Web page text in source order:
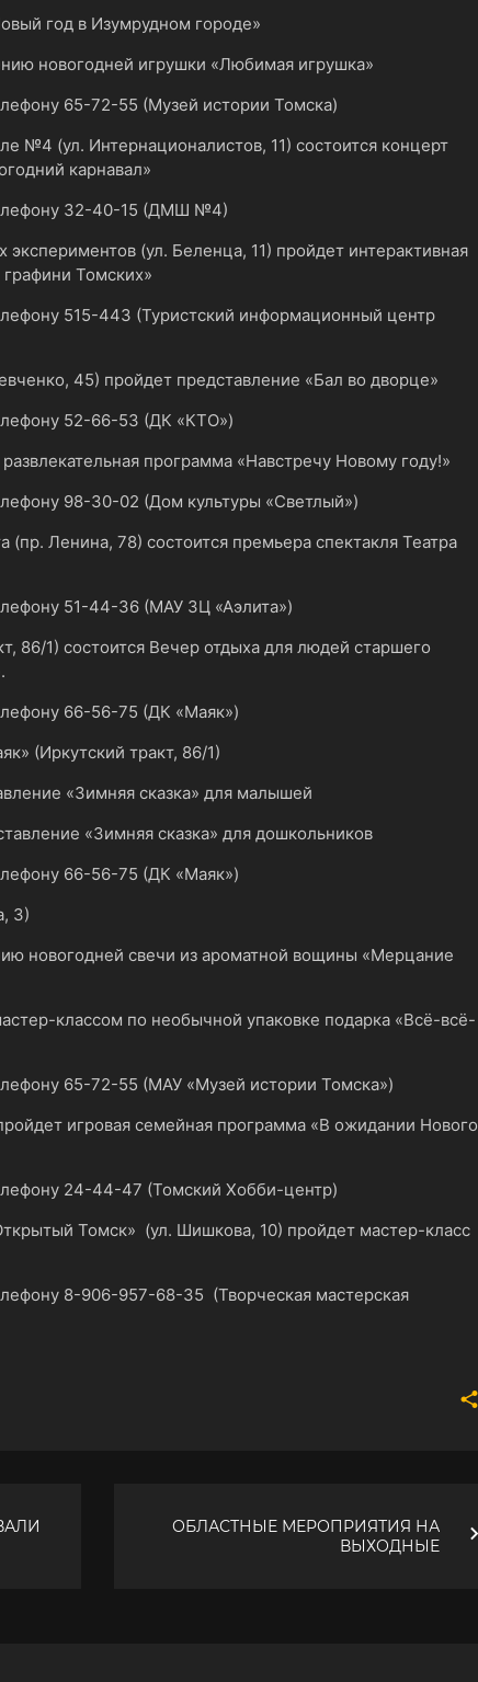
год в Изумрудном городе»
новогодней игрушки «Любимая игрушка»
65-72-55 (Музей истории Томска)
№4 (ул. Интернационалистов, 11) состоится концерт
карнавал»
32-40-15 (ДМШ №4)
(ул. Беленца, 11) пройдет интерактивная
Томских»
515-443 (Туристский информационный центр
45) пройдет представление «Бал во дворце»
52-66-53 (ДК «КТО»)
программа «Навстречу Новому году!»
98-30-02 (Дом культуры «Светлый»)
Ленина, 78) состоится премьера спектакля Театра
51-44-36 (МАУ ЗЦ «Аэлита»)
86/1) состоится Вечер отдыха для людей старшего
66-56-75 (ДК «Маяк»)
(Иркутский тракт, 86/1)
«Зимняя сказка» для малышей
«Зимняя сказка» для дошкольников
66-56-75 (ДК «Маяк»)
3)
новогодней свечи из ароматной вощины «Мерцание
классом по необычной упаковке подарка «Всё-всё-
65-72-55 (МАУ «Музей истории Томска»)
игровая семейная программа «В ожидании Нового
24-44-47 (Томский Хобби-центр)
Томск» (ул. Шишкова, 10) пройдет мастер-класс
8-906-957-68-35 (Творческая мастерская
ОБЛАСТНЫЕ МЕРОПРИЯТИЯ НА
ВЫХОДНЫЕ